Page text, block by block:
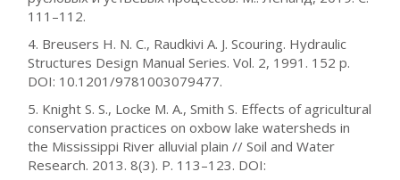
111–112.
4. Breusers H. N. C., Raudkivi A. J. Scouring. Hydraulic
Structures Design Manual Series. Vol. 2, 1991. 152 p.
DOI: 10.1201/9781003079477.
5. Knight S. S., Locke M. A., Smith S. Effects of agricultural
conservation practices on oxbow lake watersheds in
the Mississippi River alluvial plain // Soil and Water
Research. 2013. 8(3). P. 113–123. DOI: